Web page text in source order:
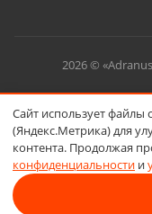
2026 ©
Сайт использует файлы
(Яндекс.Метрика) для
контента. Продолжая
конфиденциальности и